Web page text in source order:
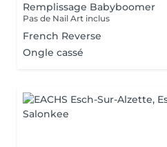
Remplissage Babyboomer
Pas de Nail Art inclus
French Reverse
Ongle cassé